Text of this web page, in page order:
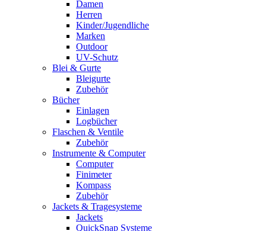
Damen
Herren
Kinder/Jugendliche
Marken
Outdoor
UV-Schutz
Blei & Gurte
Bleigurte
Zubehör
Bücher
Einlagen
Logbücher
Flaschen & Ventile
Zubehör
Instrumente & Computer
Computer
Finimeter
Kompass
Zubehör
Jackets & Tragesysteme
Jackets
QuickSnap Systeme